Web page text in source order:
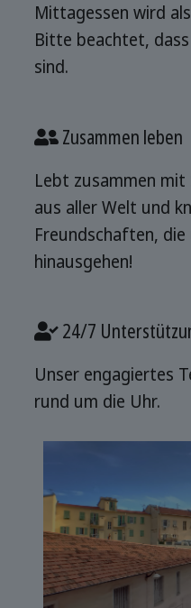
Mittagessen wird
Bitte beachtet,
sind.
Zusammen leben
Lebt zusammen
aus aller Welt und
Freundschaften,
hinausgehen!
24/7
Unser engagiertes
rund um die Uhr.